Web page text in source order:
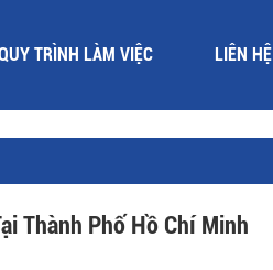
TRÌNH LÀM VIỆC LIÊN HỆ
Thành Phố Hồ Chí Minh